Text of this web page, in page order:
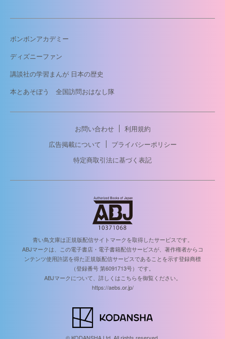
ボンボンアカデミー
ディズニーファン
講談社の学習まんが 日本の歴史
本とあそぼう 全国訪問おはなし隊
お問い合わせ
利用規約
広告掲載について
プライバシーポリシー
特定商取引法に基づく表記
青い鳥文庫は正規版配信サイトマークを取得したサービスです。
ABJマークは、この電子書店・電子書籍配信サービスが、著作権者からコ
ンテンツ使用許諾を得た正規版配信サービスであることを示す登録商標
（登録番号 第6091713号）です。
ABJマークについて、詳しくはこちらを御覧ください。
https://aebs.or.jp/